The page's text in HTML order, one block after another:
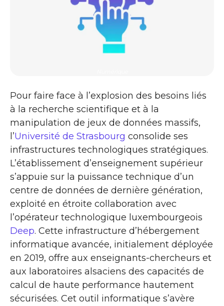
Pour faire face à l’explosion des besoins liés
à la recherche scientifique et à la
manipulation de jeux de données massifs,
l’Université de Strasbourg consolide ses
infrastructures technologiques stratégiques.
L’établissement d’enseignement supérieur
s’appuie sur la puissance technique d’un
centre de données de dernière génération,
exploité en étroite collaboration avec
l’opérateur technologique luxembourgeois
Deep. Cette infrastructure d’hébergement
informatique avancée, initialement déployée
en 2019, offre aux enseignants-chercheurs et
aux laboratoires alsaciens des capacités de
calcul de haute performance hautement
sécurisées. Cet outil informatique s’avère